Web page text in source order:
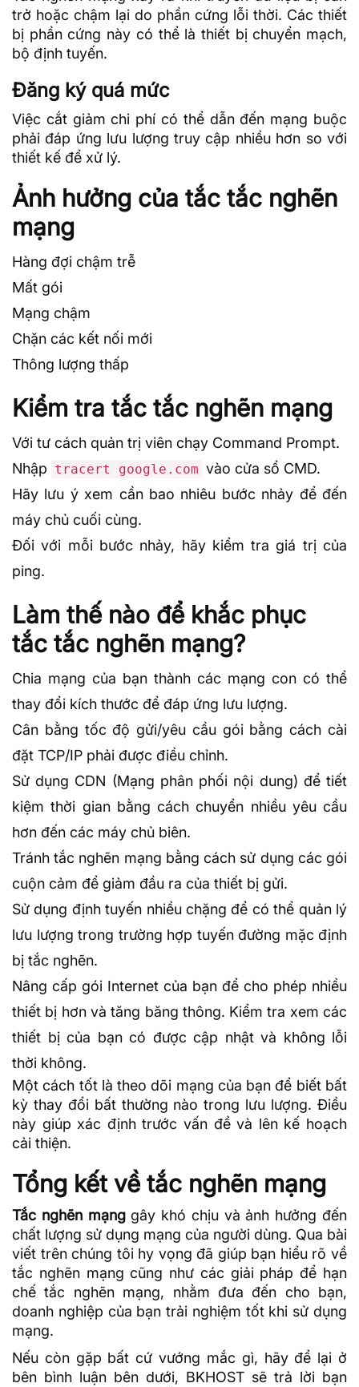
trở hoặc chậm lại do phần cứng lỗi thời. Các thiết
bị phần cứng này có thể là thiết bị chuyển mạch,
bộ định tuyến.
Đăng ký quá mức
Việc cắt giảm chi phí có thể dẫn đến mạng buộc
phải đáp ứng lưu lượng truy cập nhiều hơn so với
thiết kế để xử lý.
Ảnh hưởng của tắc tắc nghẽn
mạng
Hàng đợi chậm trễ
Mất gói
Mạng chậm
Chặn các kết nối mới
Thông lượng thấp
Kiểm tra tắc tắc nghẽn mạng
Với tư cách quản trị viên chạy Command Prompt.
Nhập tracert google.com vào cửa sổ CMD.
Hãy lưu ý xem cần bao nhiêu bước nhảy để đến
máy chủ cuối cùng.
Đối với mỗi bước nhảy, hãy kiểm tra giá trị của
ping.
Làm thế nào để khắc phục
tắc tắc nghẽn mạng?
Chia mạng của bạn thành các mạng con có thể
thay đổi kích thước để đáp ứng lưu lượng.
Cân bằng tốc độ gửi/yêu cầu gói bằng cách cài
đặt TCP/IP phải được điều chỉnh.
Sử dụng CDN (Mạng phân phối nội dung) để tiết
kiệm thời gian bằng cách chuyển nhiều yêu cầu
hơn đến các máy chủ biên.
Tránh tắc nghẽn mạng bằng cách sử dụng các gói
cuộn cảm để giảm đầu ra của thiết bị gửi.
Sử dụng định tuyến nhiều chặng để có thể quản lý
lưu lượng trong trường hợp tuyến đường mặc định
bị tắc nghẽn.
Nâng cấp gói Internet của bạn để cho phép nhiều
thiết bị hơn và tăng băng thông. Kiểm tra xem các
thiết bị của bạn có được cập nhật và không lỗi
thời không.
Một cách tốt là theo dõi mạng của bạn để biết bất
kỳ thay đổi bất thường nào trong lưu lượng. Điều
này giúp xác định trước vấn đề và lên kế hoạch
cải thiện.
Tổng kết về tắc nghẽn mạng
Tắc nghẽn mạnggây khó chịu và ảnh hưởng đến
chất lượng sử dụng mạng của người dùng. Qua bài
viết trên chúng tôi hy vọng đã giúp bạn hiểu rõ về
tắc nghẽn mạng cũng như các giải pháp để hạn
chế tắc nghẽn mạng, nhằm đưa đến cho bạn,
doanh nghiệp của bạn trải nghiệm tốt khi sử dụng
mạng.
Nếu còn gặp bất cứ vướng mắc gì, hãy để lại ở
bên bình luận bên dưới, BKHOST sẽ trả lời bạn